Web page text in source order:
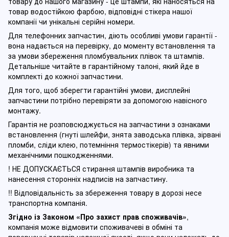
товар водостійкою фарбою, відповідні стікера нашої
компанії чи унікальні серійні номери.
Для телефонних запчастин, діють особливі умови гарантії -
вона надається на перевірку, до моменту встановлення та
за умови збереження пломбувальних плівок та штампів.
Детальніше читайте в гарантійному талоні, який йде в
комплекті до кожної запчастини.
Для того, щоб зберегти гарантійні умови, дисплейні
запчастини потрібно перевіряти за допомогою навісного
монтажу.
Гарантія не розповсюджується на запчастини з ознаками
встановлення (гнуті шлейфи, знята заводська плівка, зірвані
пломби, сліди клею, потемніння термостікерів) та явними
механічними пошкодженнями.
! НЕ ДОПУСКАЄТЬСЯ стирання штампів виробника та
нанесення сторонніх надписів на запчастину.
!! Відповідальність за збереження товару в дорозі несе
транспортна компанія.
Згідно із Законом «Про захист прав споживачів»,
компанія може відмовити споживачеві в обміні та